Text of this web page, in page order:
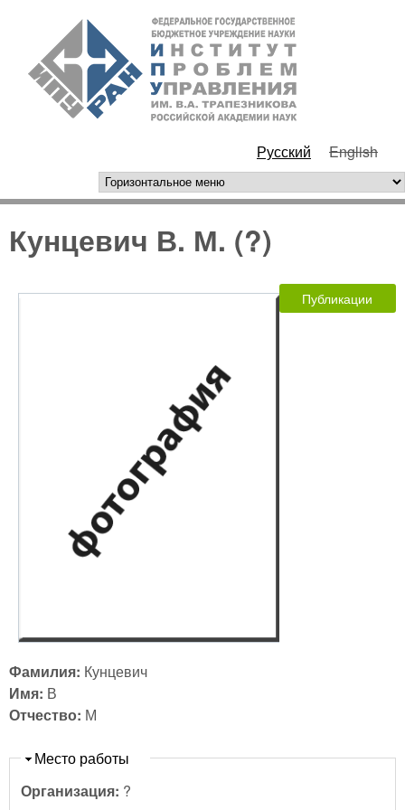
Перейти к основному
содержанию
РАН
Русский English
горизонтальное меню
Кунцевич В. М. (?)
Публикации
Фамилия: Кунцевич
Имя: В
Отчество: М
Скрыть
Место работы
Организация: ?